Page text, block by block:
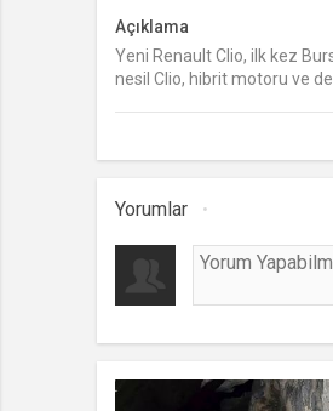
Açıklama
Yeni Renault Clio, ilk kez
nesil Clio, hibrit motoru ve
Yorumlar